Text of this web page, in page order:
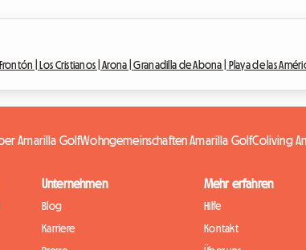
Frontón | Los Cristianos |Arona |Granadilla de Abona | Playa de las
Amarilla GolfWohngemeinschaften Amarilla GolfColiving
Unternehmen
Blog
Karriere
Mehr erfahren
Hilfe
Kontakt